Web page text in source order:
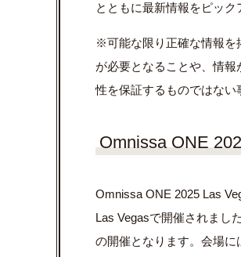
とともに最新情報をピック
※可能な限り正確な情報を
が必要となることや、情
性を保証するものではない
Omnissa ONE
Omnissa ONE 2025 Las
Las Vegasで開催されまし
の開催となります。会場